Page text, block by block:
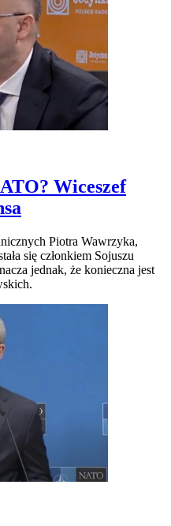
Wiceszef
Piotra Wawrzyka,
się członkiem Sojuszu
jednak, że konieczna jest